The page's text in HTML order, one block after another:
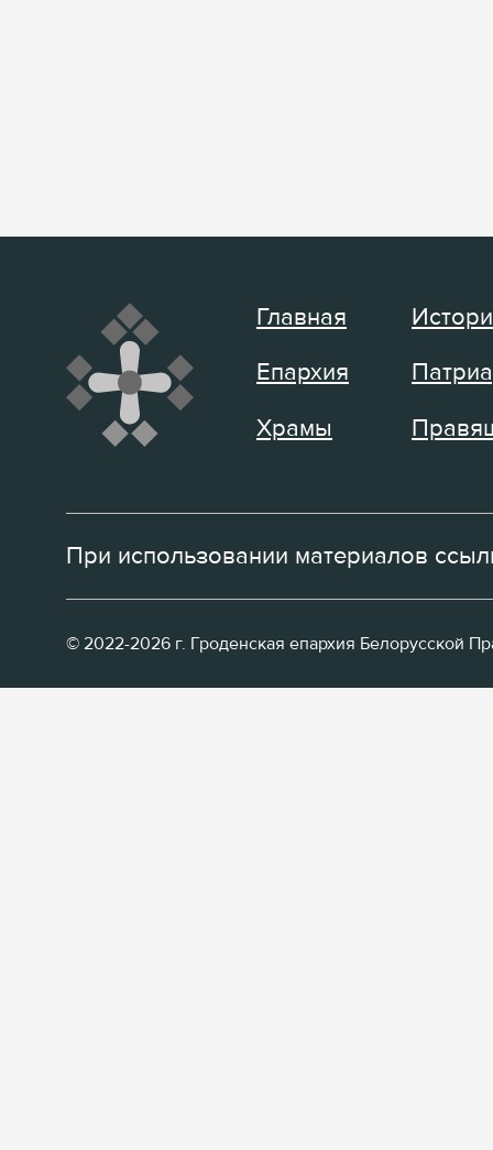
Главная
Епархия
Храмы
При использовании материалов
© 2022-2026 г. Гроденская епархия Белорусской